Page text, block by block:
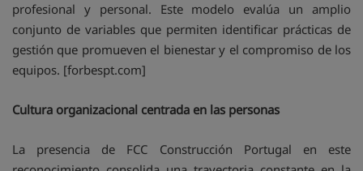
profesional y personal. Este modelo evalúa un amplio
conjunto de variables que permiten identificar prácticas de
gestión que promueven el bienestar y el compromiso de los
equipos. [forbespt.com]
Cultura organizacional centrada en las personas
La presencia de FCC Construcción Portugal en este